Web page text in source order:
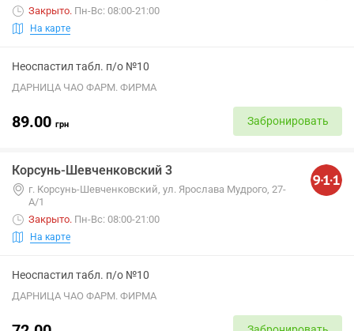
Закрыто. Пн-Вс: 08:00-21:00
На карте
Неоспастил табл. п/о №10
ДАРНИЦА ЧАО ФАРМ. ФИРМА
89.00 грн Забронировать
Корсунь-Шевченковский 3
г. Корсунь-Шевченковский, ул. Ярослава Мудрого, 27-
А/1
Закрыто. Пн-Вс: 08:00-21:00
На карте
Неоспастил табл. п/о №10
ДАРНИЦА ЧАО ФАРМ. ФИРМА